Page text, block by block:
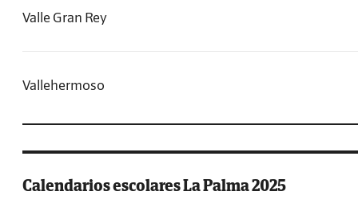
Valle Gran Rey
Vallehermoso
Calendarios escolares La Palma 2025